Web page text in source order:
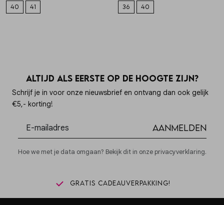
40 41 36 40
Altijd als eerste op de hoogte zijn?
Schrijf je in voor onze nieuwsbrief en ontvang dan ook gelijk
€5,- korting!
Aanmelden
Hoe we met je data omgaan? Bekijk dit in onze privacyverklaring.
Gratis cadeauverpakking!